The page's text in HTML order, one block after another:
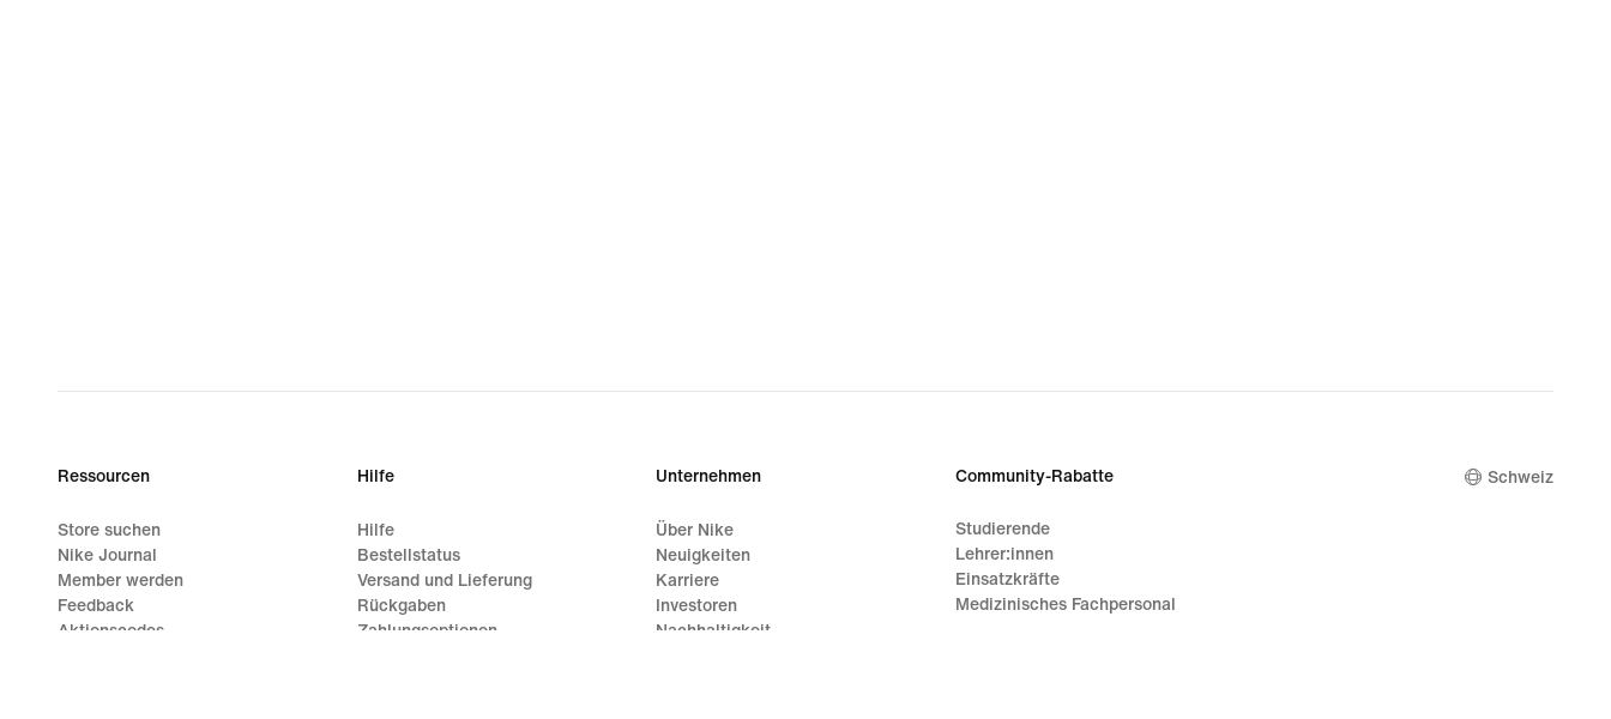
Ressourcen
Store suchen
Nike Journal
Member werden
Feedback
Aktionscodes
Hilfe
Hilfe
Bestellstatus
Versand und Lieferung
Rückgaben
Zahlungsoptionen
Unternehmen
Über Nike
Neuigkeiten
Karriere
Investoren
Nachhaltigkeit
Community-Rabatte
Studierende
Lehrer:innen
Einsatzkräfte
Medizinisches Fachpersonal
Schweiz